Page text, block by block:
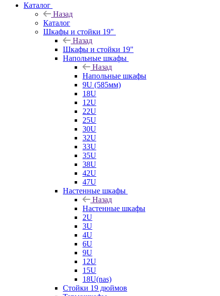
Каталог
Назад
Каталог
Шкафы и стойки 19"
Назад
Шкафы и стойки 19"
Напольные шкафы
Назад
Напольные шкафы
9U (585мм)
18U
12U
22U
25U
30U
32U
33U
35U
38U
42U
47U
Настенные шкафы
Назад
Настенные шкафы
2U
3U
4U
6U
9U
12U
15U
18U(nas)
Стойки 19 дюймов